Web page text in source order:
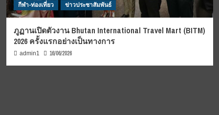
กีฬา-ท่องเที่ยว ข่าวประชาสัมพันธ์
ภูฏานเปิดตัวงาน Bhutan International Travel Mart (BITM)
2026 ครั้งแรกอย่างเป็นทางการ
admin1 16/06/2026